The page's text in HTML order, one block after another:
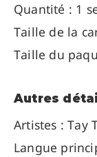
Quantité : 1
Taille de la
Taille du
Autres
Artistes :Tay
Langue